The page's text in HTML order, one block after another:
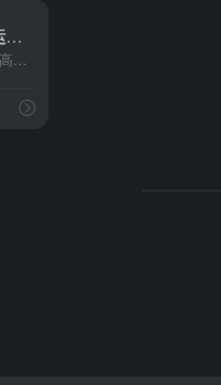
讯飞绘文免费AI写作官网 – 一站式AIGC内容运营平台